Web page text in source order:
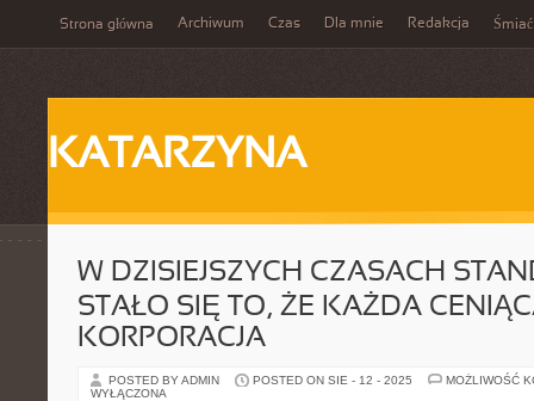
Strona główna Archiwum Czas Dla mnie Redakcja Śmiać
KATARZYNA
W DZISIEJSZYCH CZASACH
STAŁO SIĘ TO, ŻE KAŻDA
KORPORACJA
POSTED BY ADMIN POSTED ON SIE - 12 - 2025
MOŻLIWOŚĆ
WYŁĄCZONA